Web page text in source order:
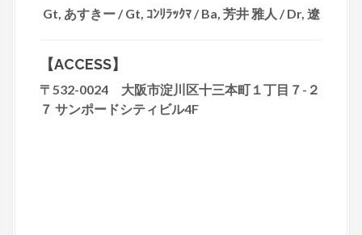
Gt, あすきー / Gt, ｺﾝﾘﾗｯｸﾏ / Ba, 芳井 雅人 / Dr, 遼
【ACCESS】
〒532-0024 大阪市淀川区十三本町１丁目７-２
７ サンポードシティビル4F